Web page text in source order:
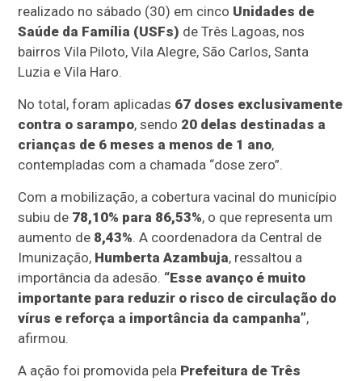
realizado no sábado (30) em cinco Unidades de
Saúde da Família (USFs) de Três Lagoas, nos
bairros Vila Piloto, Vila Alegre, São Carlos, Santa
Luzia e Vila Haro.
No total, foram aplicadas 67 doses exclusivamente
contra o sarampo, sendo 20 delas destinadas a
crianças de 6 meses a menos de 1 ano,
contempladas com a chamada “dose zero”.
Com a mobilização, a cobertura vacinal do município
subiu de 78,10% para 86,53%, o que representa um
aumento de 8,43%. A coordenadora da Central de
Imunização, Humberta Azambuja, ressaltou a
importância da adesão. “Esse avanço é muito
importante para reduzir o risco de circulação do
vírus e reforça a importância da campanha”,
afirmou.
A ação foi promovida pela Prefeitura de Três